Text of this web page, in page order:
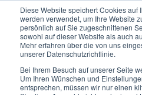
Diese Website speichert Cookies auf
werden verwendet, um Ihre Website
persönlich auf Sie zugeschnittenen
sowohl auf dieser Website als auch
Mehr erfahren über die von uns
unserer Datenschutzrichtlinie.
Bei Ihrem Besuch auf unserer Seite
Um Ihren Wünschen und
entsprechen, müssen wir nur einen
Kassensystem
Digitalisierung 2.0
ERP-Lösung
Euroshop
Genossenschaft